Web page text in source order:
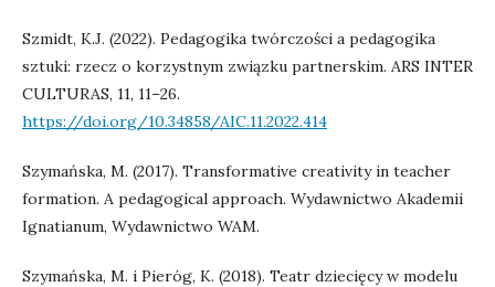
Szmidt, K.J. (2022). Pedagogika twórczości a pedagogika
sztuki: rzecz o korzystnym związku partnerskim. ARS INTER
CULTURAS, 11, 11–26.
https://doi.org/10.34858/AIC.11.2022.414
Szymańska, M. (2017). Transformative creativity in teacher
formation. A pedagogical approach. Wydawnictwo Akademii
Ignatianum, Wydawnictwo WAM.
Szymańska, M. i Pieróg, K. (2018). Teatr dziecięcy w modelu